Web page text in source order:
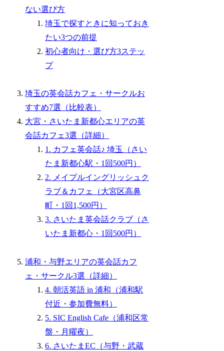
ない選び方
埼玉で探すときに知っておき
たい3つの前提
初心者向け・選び方3ステッ
プ
埼玉の英会話カフェ・サークルお
すすめ7選（比較表）
大宮・さいたま新都心エリアの英
会話カフェ3選（詳細）
1. カフェ英会話♪ 埼玉（さい
たま新都心駅・1回500円）
2. メイプルイングリッシュク
ラブ＆カフェ（大宮区高鼻
町・1回1,500円）
3. さいたま英会話クラブ（さ
いたま新都心・1回500円）
浦和・与野エリアの英会話カフ
ェ・サークル3選（詳細）
4. 朝活英語 in 浦和（浦和駅
付近・参加費無料）
5. SIC English Cafe（浦和区常
盤・月曜夜）
6. さいたまEC（与野・武蔵